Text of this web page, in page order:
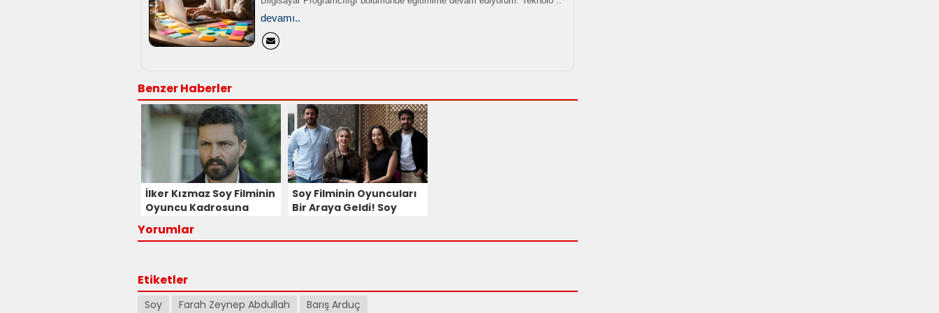
devamı..
Benzer Haberler
İlker Kızmaz Soy Filminin
Oyuncu Kadrosuna
Soy Filminin Oyuncuları
Bir Araya Geldi! Soy
Yorumlar
Etiketler
Soy Farah Zeynep Abdullah Barış Arduç